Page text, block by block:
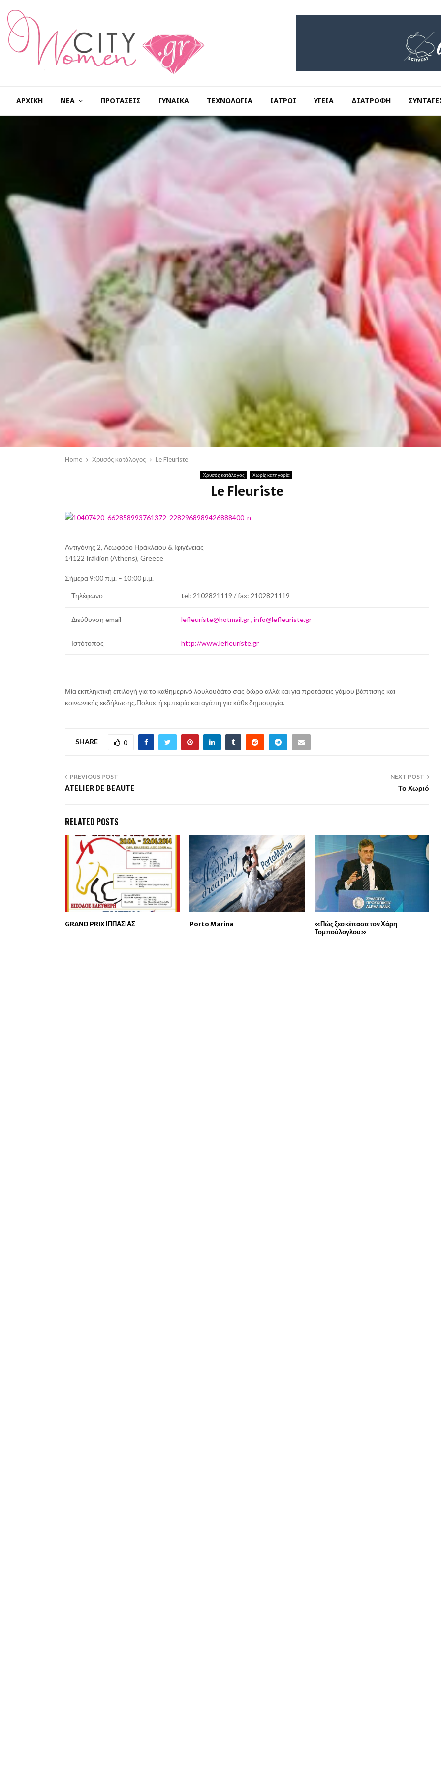
ΑΡΧΙΚΉ ΝΈΑ ΠΡΟΤΆΣΕΙΣ ΓΥΝΑΊΚΑ ΤΕΧΝΟΛΟΓΊΑ ΙΑΤΡΟΊ ΥΓΕΊΑ ΔΙΑΤΡΟΦΉ
Home Χρυσός κατάλογος Le Fleuriste
Χρυσός κατάλογος Χωρίς κατηγορία
Le Fleuriste
Αντιγόνης 2, Λεωφόρο Ηράκλειου & Ιφιγένειας
14122 Iráklion (Athens), Greece
Σήμερα 9:00 π.μ. – 10:00 μ.μ.
Τηλέφωνο tel: 2102821119 / fax: 2102821119
Διεύθυνση email lefleuriste@hotmail.gr , info@lefleuriste.gr
Ιστότοπος http://www.lefleuriste.gr
Μία εκπληκτική επιλογή για το καθημερινό λουλουδάτο σας δώρο αλλά και για προτάσεις γάμου βάπτισης και
κοινωνικής εκδήλωσης.Πολυετή εμπειρία και αγάπη για κάθε δημιουργία.
SHARE 0
PREVIOUS POST
ATELIER DE BEAUTE
NEXT POST
Το Χωριό
RELATED POSTS
GRAND PRIX ΙΠΠΑΣΙΑΣ Porto Marina
«Πώς ξεσκέπασα τον Χάρη
Τομπούλογλου»